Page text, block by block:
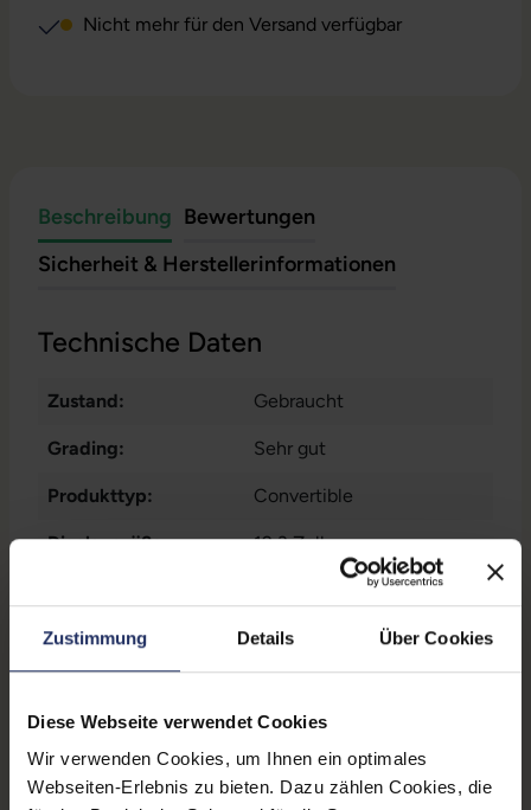
Zustimmung Details Über Cookies
Diese Webseite verwendet Cookies
Wir verwenden Cookies, um Ihnen ein optimales
Webseiten-Erlebnis zu bieten. Dazu zählen Cookies, die
Nicht mehr für den Versand verfügbar
Beschreibung Bewertungen
Sicherheit & Herstellerinformationen
Technische Daten
Zustand: Gebraucht
Grading: Sehr gut
Produkttyp: Convertible
Displaygröße: 12,3 Zoll
Displayart: Touchscreen
GHz
CPU Generation: 11